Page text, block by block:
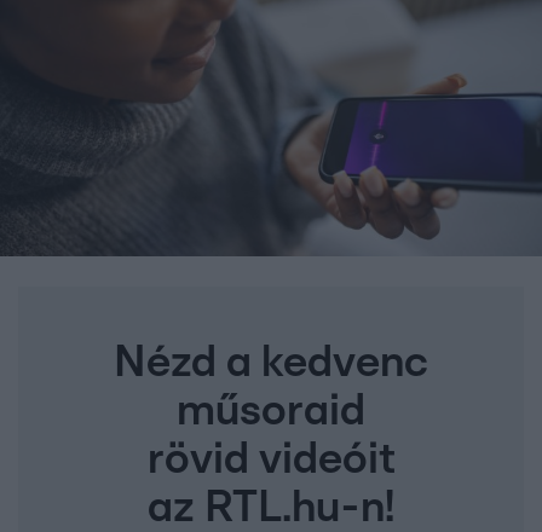
Nézd a kedvenc
műsoraid
rövid videóit
az RTL.hu-n!